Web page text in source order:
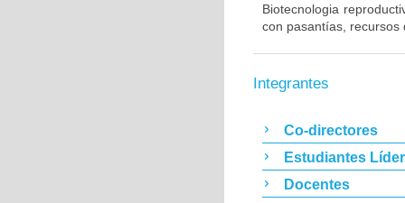
Biotecnologia
con pasantías, recursos
Integrantes
Co-directores
Estudiantes
Docentes